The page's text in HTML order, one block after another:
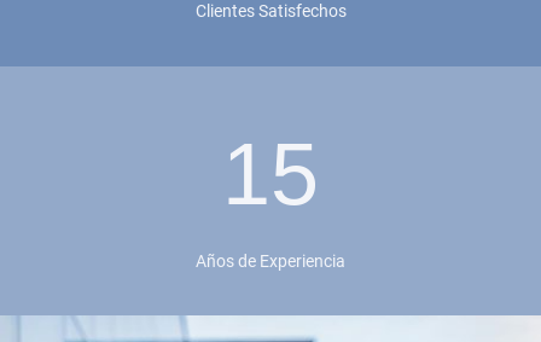
Clientes Satisfechos
15
Años de Experiencia